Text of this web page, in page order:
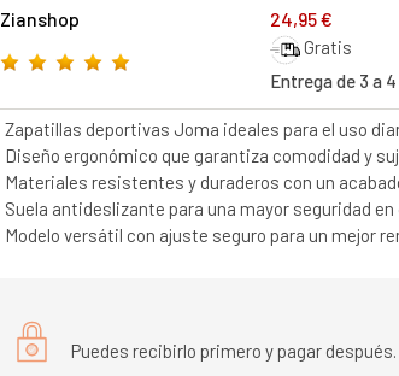
Zianshop 24,95 €
Gratis
Entrega de 3 a
Zapatillas deportivas Joma ideales para el uso
Diseño ergonómico que garantiza comodidad y
Materiales resistentes y duraderos con un
Suela antideslizante para una mayor seguridad en
Modelo versátil con ajuste seguro para un mejor
Puedes recibirlo primero y pagar después.